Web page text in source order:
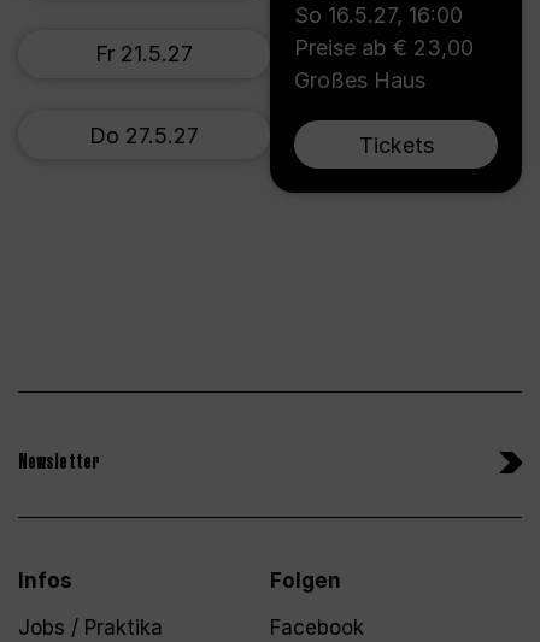
So 16.5.27, 16:00
Preise ab € 23,00
Großes Haus
Tickets
Fr 21.5.27
Do 27.5.27
Newsletter
Infos
Jobs / Praktika
Folgen
Facebook